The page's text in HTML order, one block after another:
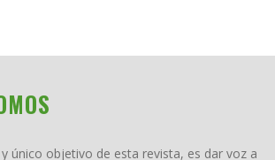
único objetivo de esta revista, es dar voz a